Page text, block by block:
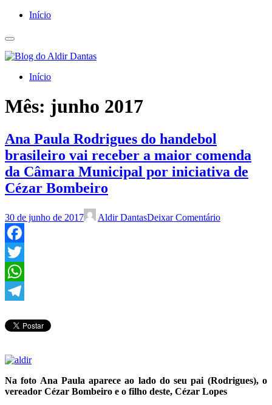
Início
Início
Mês: junho 2017
Ana Paula Rodrigues do handebol
brasileiro vai receber a maior comenda
da Câmara Municipal por iniciativa de
Cézar Bombeiro
30 de junho de 2017 Aldir DantasDeixar Comentário
Facebook
Twitter
WhatsApp
Na foto Ana Paula aparece ao lado do seu pai (Rodrigues), o
vereador Cézar Bombeiro e o filho deste, Cézar Lopes